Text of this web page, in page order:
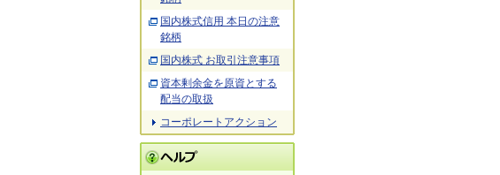
国内株式信用 本日の注意
銘柄
国内株式 お取引注意事項
資本剰余金を原資とする
配当の取扱
コーポレートアクション